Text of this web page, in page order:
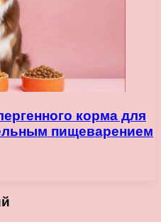
корма для
пищеварением